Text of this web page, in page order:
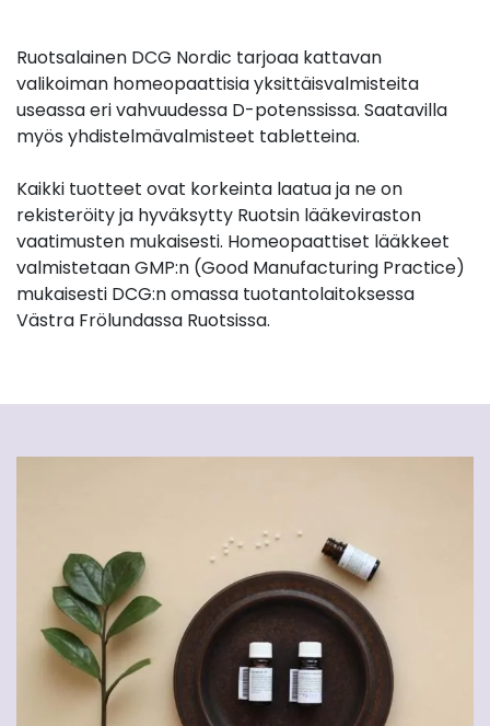
Ruotsalainen DCG Nordic tarjoaa kattavan
valikoiman homeopaattisia yksittäisvalmisteita
useassa eri vahvuudessa D-potenssissa. Saatavilla
myös yhdistelmävalmisteet tabletteina.
Kaikki tuotteet ovat korkeinta laatua ja ne on
rekisteröity ja hyväksytty Ruotsin lääkeviraston
vaatimusten mukaisesti. Homeopaattiset lääkkeet
valmistetaan GMP:n (Good Manufacturing Practice)
mukaisesti DCG:n omassa tuotantolaitoksessa
Västra Frölundassa Ruotsissa.